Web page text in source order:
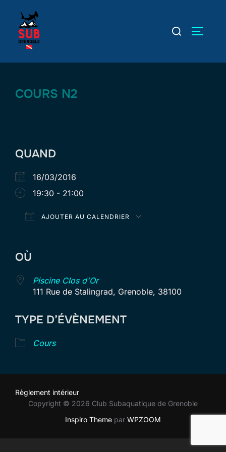
contenu
Rechercher :
COURS N2
QUAND
16/03/2016
19:30 - 21:00
AJOUTER AU CALENDRIER
OÙ
Piscine Clos d'Or
111 Rue de Stalingrad, Grenoble, 38100
TYPE D’ÉVÈNEMENT
Cours
Règlement intérieur
Copyright © 2026 Club Subaquatique de Grenoble
Inspiro Theme par WPZOOM